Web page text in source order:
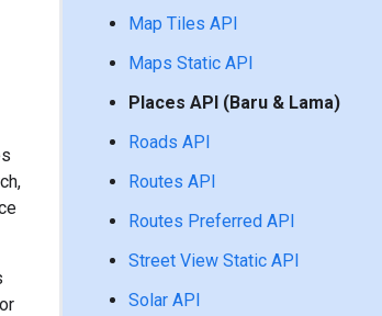
Map Tiles API
Maps Static API
Places API (Baru & Lama)
Roads API
Routes API
Routes Preferred API
Street View Static API
Solar API